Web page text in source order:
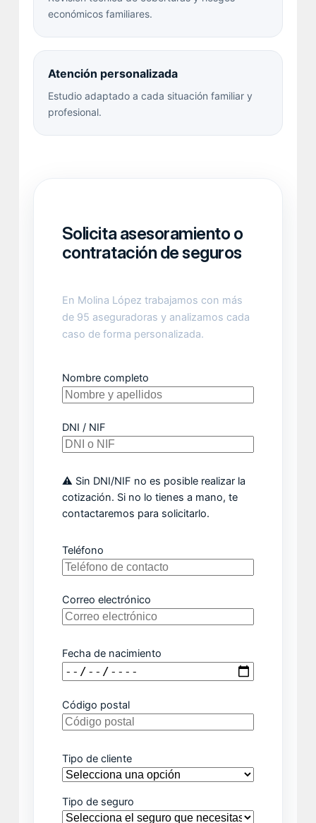
económicos familiares.
Atención personalizada
Estudio adaptado a cada situación familiar y
profesional.
Solicita asesoramiento o
contratación de seguros
En Molina López trabajamos con más
de 95 aseguradoras y analizamos cada
caso de forma personalizada.
Nombre completo
DNI / NIF
⚠️ Sin DNI/NIF no es posible realizar la
cotización. Si no lo tienes a mano, te
contactaremos para solicitarlo.
Teléfono
Correo electrónico
Fecha de nacimiento
Código postal
Tipo de cliente
Tipo de seguro